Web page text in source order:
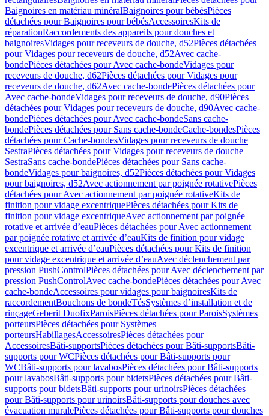
Baignoires en matériau minéralBaignoires pour bébésPièces
détachées pour Baignoires pour bébésAccessoiresKits de
réparationRaccordements des appareils pour douches et
baignoiresVidages pour receveurs de douche, d52Pièces détachées
pour Vidages pour receveurs de douche, d52Avec cache-
bondePièces détachées pour Avec cache-bondeVidages pour
receveurs de douche, d62Pièces détachées pour Vidages pour
receveurs de douche, d62Avec cache-bondePièces détachées pour
Avec cache-bondeVidages pour receveurs de douche, d90Pièces
détachées pour Vidages pour receveurs de douche, d90Avec cache-
bondePièces détachées pour Avec cache-bondeSans cache-
bondePièces détachées pour Sans cache-bondeCache-bondesPièces
détachées pour Cache-bondesVidages pour receveurs de douche
SestraPièces détachées pour Vidages pour receveurs de douche
SestraSans cache-bondePièces détachées pour Sans cache-
bondeVidages pour baignoires, d52Pièces détachées pour Vidages
pour baignoires, d52Avec actionnement par poignée rotativePièces
détachées pour Avec actionnement par poignée rotativeKits de
finition pour vidage excentriquePièces détachées pour Kits de
finition pour vidage excentriqueAvec actionnement par poignée
rotative et arrivée d’eauPièces détachées pour Avec actionnement
par poignée rotative et arrivée d’eauKits de finition pour vidage
excentrique et arrivée d’eauPièces détachées pour Kits de finition
pour vidage excentrique et arrivée d’eauAvec déclenchement par
pression PushControlPièces détachées pour Avec déclenchement par
pression PushControlAvec cache-bondePièces détachées pour Avec
cache-bondeAccessoires pour vidages pour baignoiresKits de
raccordementBouchons de bondeTésSystèmes d’installation et de
rinçageGeberit DuofixParoisPièces détachées pour ParoisSystèmes
porteursPièces détachées pour Systèmes
porteursHabillagesAccessoiresPièces détachées pour
AccessoiresBâti-supportsPièces détachées pour Bâti-supportsBâti-
supports pour WCPièces détachées pour Bâti-supports pour
WCBâti-supports pour lavabosPièces détachées pour Bâti-supports
pour lavabosBâti-supports pour bidetsPièces détachées pour Bâti-
supports pour bidetsBâti-supports pour urinoirsPièces détachées
pour Bâti-supports pour urinoirsBâti-supports pour douches avec
évacuation muralePièces détachées pour Bâti-supports pour douches